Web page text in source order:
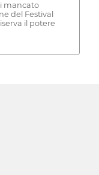
mancato
del Festival
il potere